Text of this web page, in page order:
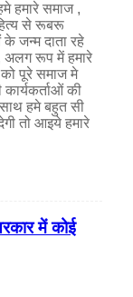
हमारे समाज ,
से रूबरू
जन्म दाता रहे
अलग रूप में हमारे
को पूरे समाज मे
की
हमे बहुत सी
तो आइये हमारे
में कोई